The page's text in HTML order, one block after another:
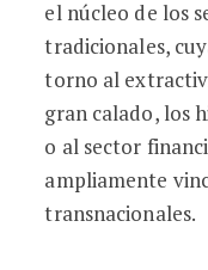
el núcleo de los
tradicionales,
torno al
gran calado, los
o al sector
ampliamente
transnacionales.